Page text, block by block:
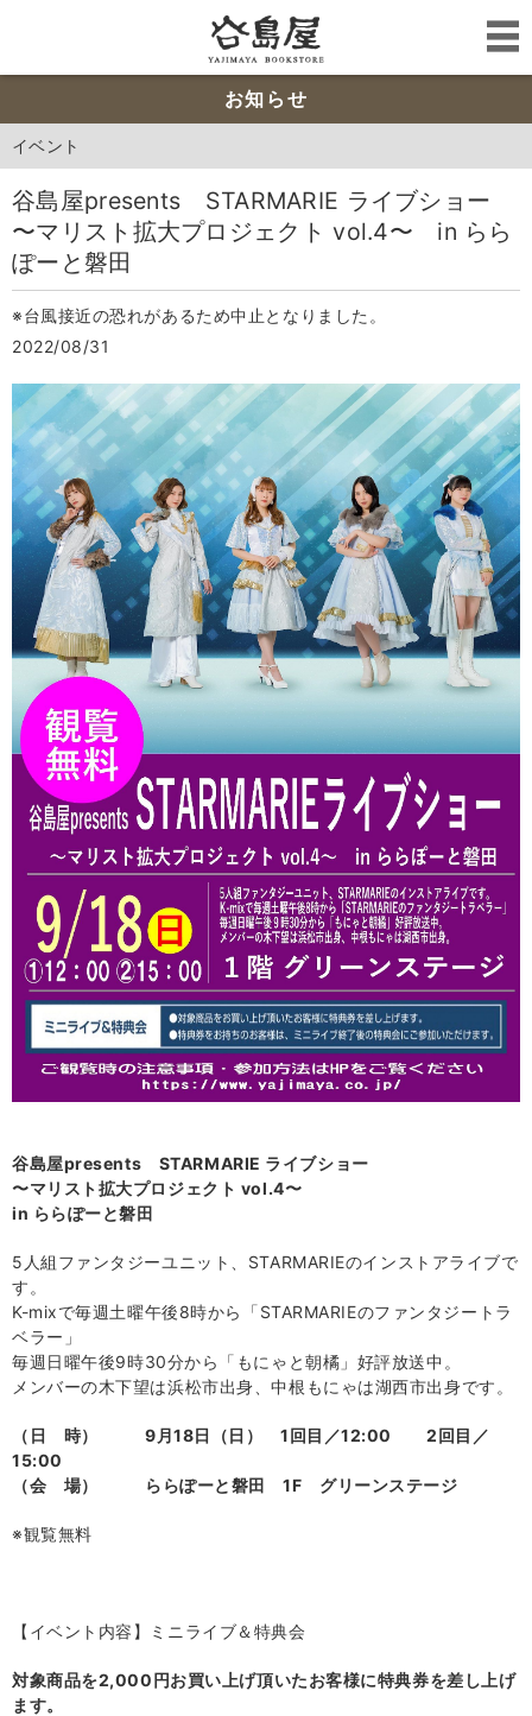
お知らせ
イベント
谷島屋presents STARMARIE ライブショー
〜マリスト拡大プロジェクト vol.4〜 in らら
ぽーと磐田
※台風接近の恐れがあるため中止となりました。
2022/08/31
谷島屋presents STARMARIE ライブショー
〜マリスト拡大プロジェクト vol.4〜
in ららぽーと磐田
5 人組ファンタジーユニット、 STARMARIEのインストアライブで
す。
K-mixで毎週土曜午後8時から「STARMARIEのファンタジートラ
ベラー」
毎週日曜午後9時30分から「もにゃと朝橘」好評放送中。
メンバーの木下望は浜松市出身、中根もにゃは湖西市出身です。
（日 時） 9月18日（日） 1回目／12:00 2回目／
15:00
（会 場） ららぽーと磐田 1F グリーンステージ
※観覧無料
【イベント内容】ミニライブ＆特典会
対象商品を2,000円お買い上げ頂いたお客様に特典券を差し上げ
ます。